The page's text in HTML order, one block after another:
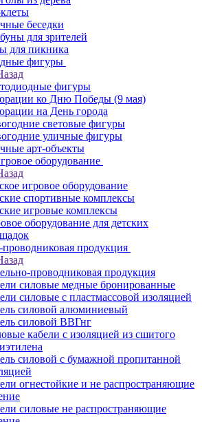
беседки
для зрителей
для пикника
фигуры
фигуры
ко Дню Победы (9 мая)
на День города
световые фигуры
уличные фигуры
арт-объекты
оборудование
игровое оборудование
спортивные комплексы
игровые комплексы
оборудование для детских
продукция
проводниковая продукция
силовые медные бронированные
силовые с пластмассовой изоляцией
силовой алюминиевый
силовой ВВГнг
кабели с изоляцией из сшитого
силовой с бумажной пропитанной
огнестойкие и не распространяющие
силовые не распространяющие